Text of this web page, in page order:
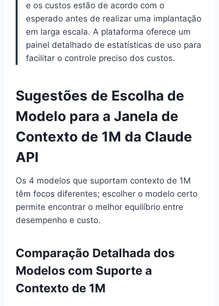
e os custos estão de acordo com o
esperado antes de realizar uma implantação
em larga escala. A plataforma oferece um
painel detalhado de estatísticas de uso para
facilitar o controle preciso dos custos.
Sugestões de Escolha de
Modelo para a Janela de
Contexto de 1M da Claude
API
Os 4 modelos que suportam contexto de 1M
têm focos diferentes; escolher o modelo certo
permite encontrar o melhor equilíbrio entre
desempenho e custo.
Comparação Detalhada dos
Modelos com Suporte a
Contexto de 1M